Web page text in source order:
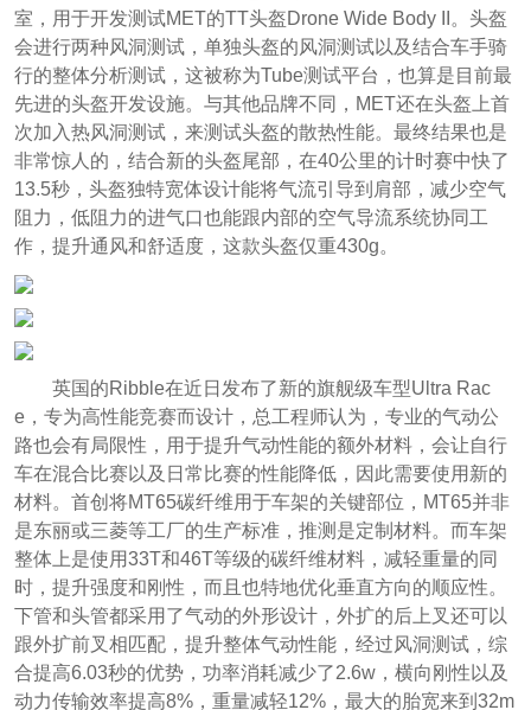
室，用于开发测试MET的TT头盔Drone Wide Body II。头盔
会进行两种风洞测试，单独头盔的风洞测试以及结合车手骑
行的整体分析测试，这被称为Tube测试平台，也算是目前最
先进的头盔开发设施。与其他品牌不同，MET还在头盔上首
次加入热风洞测试，来测试头盔的散热性能。最终结果也是
非常惊人的，结合新的头盔尾部，在40公里的计时赛中快了
13.5秒，头盔独特宽体设计能将气流引导到肩部，减少空气
阻力，低阻力的进气口也能跟内部的空气导流系统协同工
作，提升通风和舒适度，这款头盔仅重430g。
英国的Ribble在近日发布了新的旗舰级车型Ultra Rac
e，专为高性能竞赛而设计，总工程师认为，专业的气动公
路也会有局限性，用于提升气动性能的额外材料，会让自行
车在混合比赛以及日常比赛的性能降低，因此需要使用新的
材料。首创将MT65碳纤维用于车架的关键部位，MT65并非
是东丽或三菱等工厂的生产标准，推测是定制材料。而车架
整体上是使用33T和46T等级的碳纤维材料，减轻重量的同
时，提升强度和刚性，而且也特地优化垂直方向的顺应性。
下管和头管都采用了气动的外形设计，外扩的后上叉还可以
跟外扩前叉相匹配，提升整体气动性能，经过风洞测试，综
合提高6.03秒的优势，功率消耗减少了2.6w，横向刚性以及
动力传输效率提高8%，重量减轻12%，最大的胎宽来到32m